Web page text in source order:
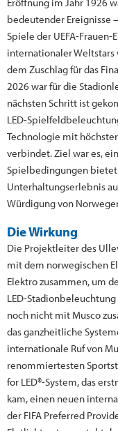
bedeutender Ereignisse
Spiele der UEFA-
internationaler Weltstars
dem Zuschlag für das
2026 war für die
nächsten Schritt ist
LED-
Technologie mit
verbindet. Ziel war es,
Spielbedingungen bietet
Unterhaltungserlebnis
Würdigung von
Die Wirkung
Die Projektleiter des
mit dem norwegischen
Elektro zusammen, um
LED-
noch nicht mit Musco
das ganzheitliche
internationale Ruf von
renommiertesten
for LED®-System, das
kam, einen neuen
der FIFA Preferred